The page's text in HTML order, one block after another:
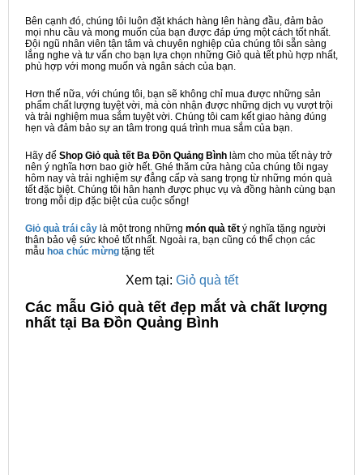
Bên cạnh đó, chúng tôi luôn đặt khách hàng lên hàng đầu, đảm bảo
mọi nhu cầu và mong muốn của bạn được đáp ứng một cách tốt nhất.
Đội ngũ nhân viên tận tâm và chuyên nghiệp của chúng tôi sẵn sàng
lắng nghe và tư vấn cho bạn lựa chọn những Giỏ quà tết phù hợp nhất,
phù hợp với mong muốn và ngân sách của bạn.
Hơn thế nữa, với chúng tôi, bạn sẽ không chỉ mua được những sản
phẩm chất lượng tuyệt vời, mà còn nhận được những dịch vụ vượt trội
và trải nghiệm mua sắm tuyệt vời. Chúng tôi cam kết giao hàng đúng
hẹn và đảm bảo sự an tâm trong quá trình mua sắm của bạn.
Hãy để Shop Giỏ quà tết Ba Đồn Quảng Bình làm cho mùa tết này trở
nên ý nghĩa hơn bao giờ hết. Ghé thăm cửa hàng của chúng tôi ngay
hôm nay và trải nghiệm sự đẳng cấp và sang trọng từ những món quà
tết đặc biệt. Chúng tôi hân hạnh được phục vụ và đồng hành cùng bạn
trong mỗi dịp đặc biệt của cuộc sống!
Giỏ quà trái cây là một trong những món quà tết ý nghĩa tặng người
thân bảo vệ sức khoẻ tốt nhất. Ngoài ra, bạn cũng có thể chọn các
mẫu hoa chúc mừng tặng tết
Xem tại: Giỏ quà tết
Các mẫu Giỏ quà tết đẹp mắt và chất lượng
nhất tại Ba Đồn Quảng Bình